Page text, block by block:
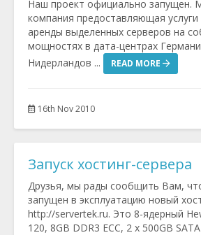
Наш проект официально запущен.
компания предоставляющая услуги
аренды выделенных серверов на
мощностях в дата-центрах
Нидерландов ...
READ MORE
16th Nov 2010
Запуск хостинг-сервера
Друзья, мы рады сообщить Вам,
запущен в эксплуатацию новый
http://servertek.ru. Это 8-ядерный
120, 8GB DDR3 ECC, 2 x 500GB